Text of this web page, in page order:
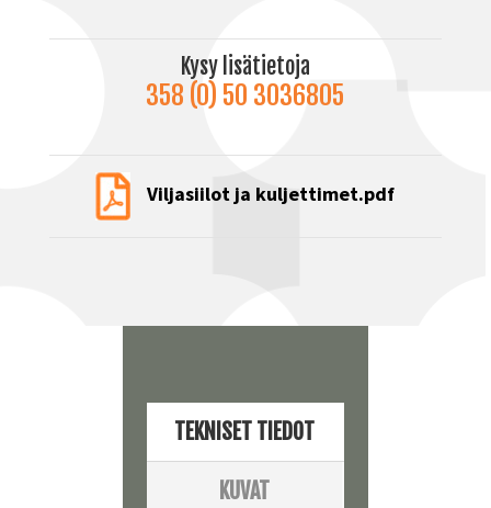
Kysy lisätietoja
358 (0) 50 3036805
Viljasiilot ja kuljettimet.pdf
TEKNISET TIEDOT
KUVAT